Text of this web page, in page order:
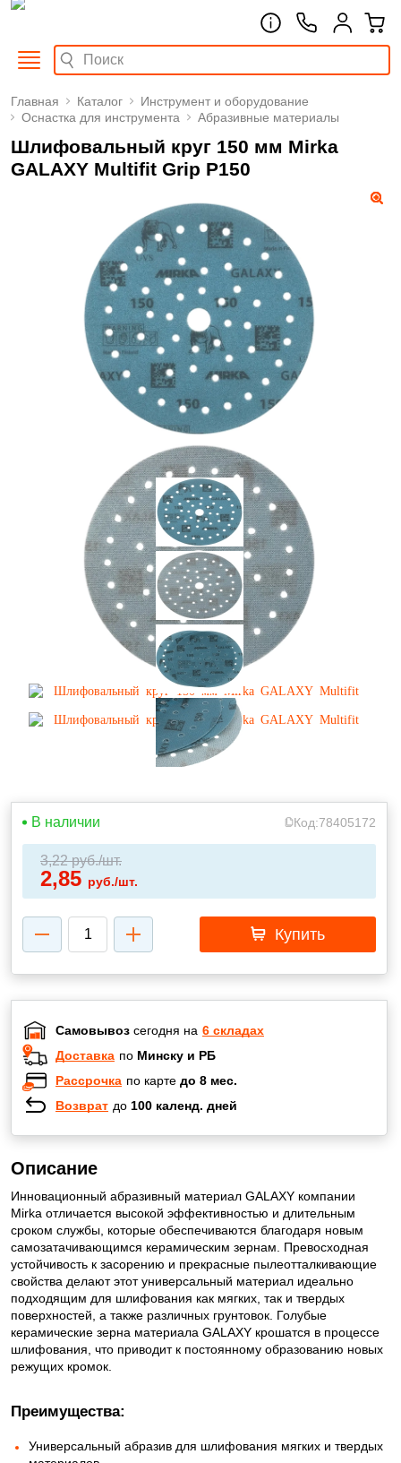
Главная Каталог
Инструмент и оборудование
Оснастка для инструмента
Абразивные материалы
Шлифовальный круг 150 мм Mirka
GALAXY Multifit Grip Р150
В наличии Код:78405172
3,22руб./шт.
2,85 руб./шт.
Купить
Самовывоз сегодня на 6 складах
Доставка по Минску и РБ
Рассрочка по карте до 8 мес.
Возврат до 100 календ. дней
Описание
Инновационный абразивный материал GALAXY компании
Mirka отличается высокой эффективностью и длительным
сроком службы, которые обеспечиваются благодаря новым
самозатачивающимся керамическим зернам. Превосходная
устойчивость к засорению и прекрасные пылеотталкивающие
свойства делают этот универсальный материал идеально
подходящим для шлифования как мягких, так и твердых
поверхностей, а также различных грунтовок. Голубые
керамические зерна материала GALAXY крошатся в процессе
шлифования, что приводит к постоянному образованию новых
режущих кромок.
Преимущества:
Универсальный абразив для шлифования мягких и твердых